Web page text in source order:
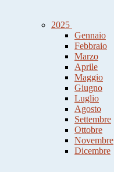
2025
Gennaio
Febbraio
Marzo
Aprile
Maggio
Giugno
Luglio
Agosto
Settembre
Ottobre
Novembre
Dicembre